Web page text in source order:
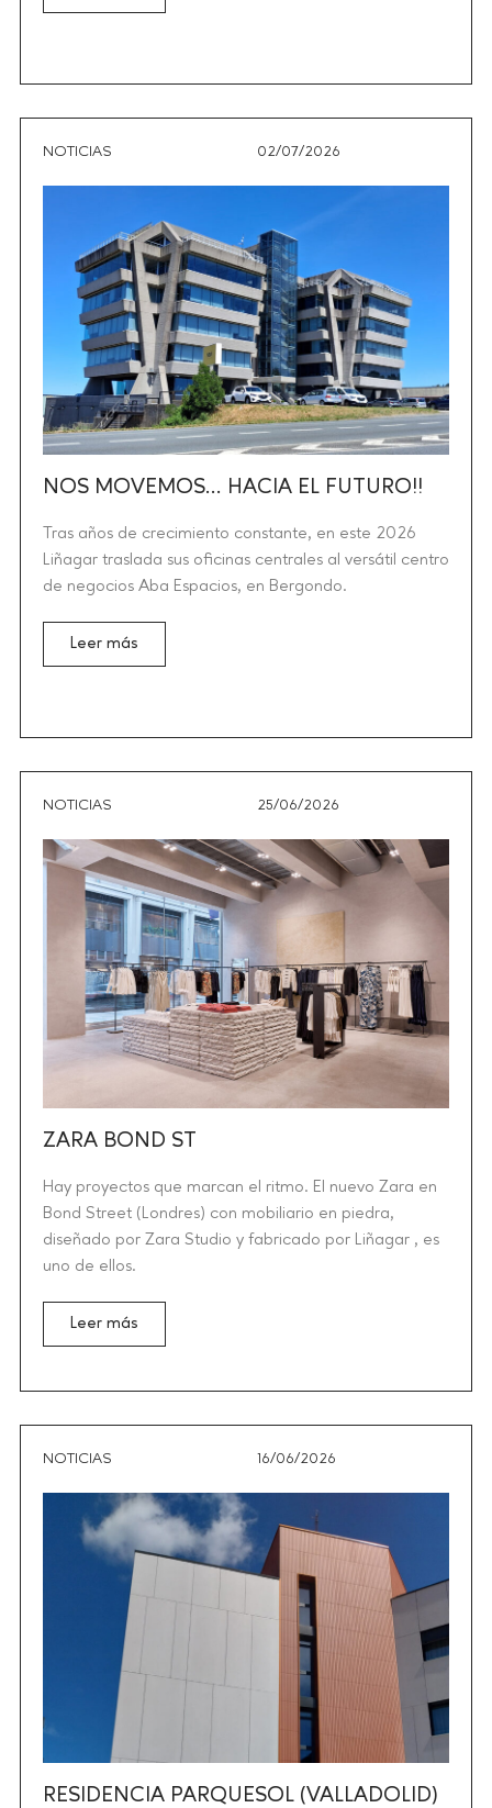
NOTICIAS 02/07/2026
NOS MOVEMOS… HACIA EL FUTURO!!
Tras años de crecimiento constante, en este 2026
Liñagar traslada sus oficinas centrales al versátil centro
de negocios Aba Espacios, en Bergondo.
Leer más
NOTICIAS 25/06/2026
ZARA BOND ST
Hay proyectos que marcan el ritmo. El nuevo Zara en
Bond Street (Londres) con mobiliario en piedra,
diseñado por Zara Studio y fabricado por Liñagar , es
uno de ellos.
Leer más
NOTICIAS 16/06/2026
RESIDENCIA PARQUESOL (VALLADOLID)